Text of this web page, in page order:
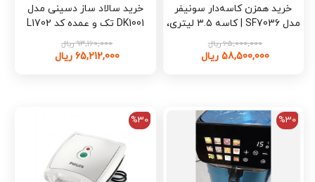
خرید همزن کاسه‌دار سونیفر
مدل SF7036 | کاسه ۳.۵ لیتری،
موتور ۳۵۰ وات، ۵ سرعته،
حالت توربو کد n3434
65,000,000 ریال
58,500,000 ریال
خرید سالاد ساز دسینی مدل
DK1001 تک و عمده کد L1702
93,160,000 ریال
65,212,000 ریال
%30
%30